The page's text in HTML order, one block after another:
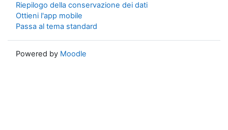
Riepilogo della conservazione dei dati
Ottieni l'app mobile
Passa al tema standard
Powered by Moodle